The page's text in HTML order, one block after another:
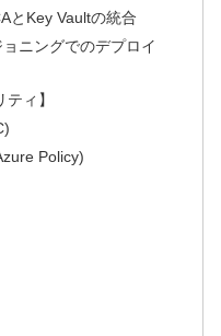
とKey Vaultの統合
ニングでのデプロイ
ィ】
Policy)